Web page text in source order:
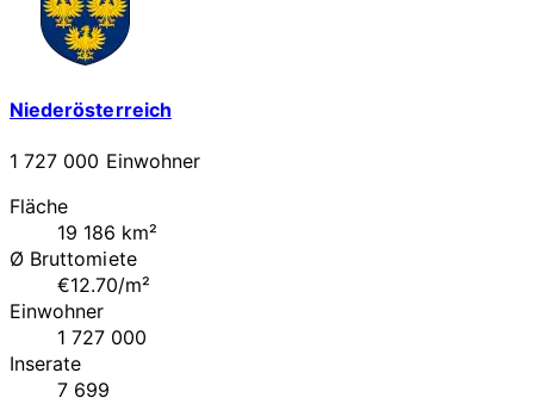
Niederösterreich
1 727 000 Einwohner
Fläche
19 186 km²
Ø Bruttomiete
€12.70/m²
Einwohner
1 727 000
Inserate
7 699